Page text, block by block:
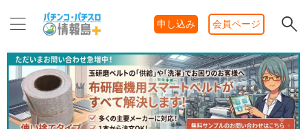
申し込み 会員ページ